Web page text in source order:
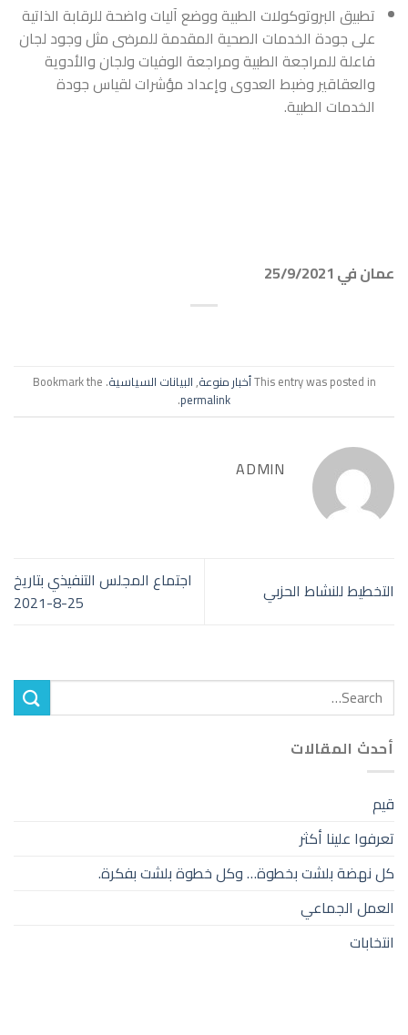
تطبيق البروتوكولات الطبية ووضع آليات واضحة للرقابة الذاتية
على جودة الخدمات الصحية المقدمة للمرضى مثل وجود لجان
فاعلة للمراجعة الطبية ومراجعة الوفيات ولجان والأدوية
والعقاقير وضبط العدوى وإعداد مؤشرات لقياس جودة
الخدمات الطبية.
عمان في 25/9/2021
This entry was posted inأخبار منوعة,البيانات السياسية. Bookmark the
permalink
.
ADMIN
التخطيط للنشاط الحزبي
اجتماع المجلس التنفيذي بتاريخ
25-8-2021
أحدث المقالات
قيم
تعرفوا علينا أكثر
كل نهضة بلشت بخطوة… وكل خطوة بلشت بفكرة.
العمل الجماعي
انتخابات